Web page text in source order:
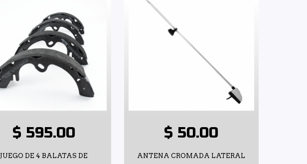
$ 595.00
JUEGO DE 4 BALATAS DE
$ 50.00
ANTENA CROMADA LATERAL